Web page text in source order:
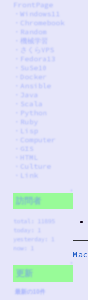
FrontPage
Windows11
Chromebook
Random
機械学習
さくらVPS
Fedora13
SuSe10
Docker
Ansible
Java
Scala
Python
Ruby
Lisp
Computer
GIS
HTML
Culture
Link
訪問者
total: 11895
today: 1
yesterday: 1
now: 1
更新
最新の10件
Mac